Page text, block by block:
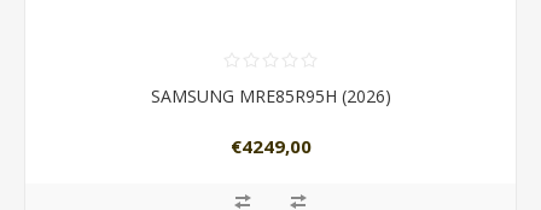
SAMSUNG MRE85R95H (2026)
€4249,00